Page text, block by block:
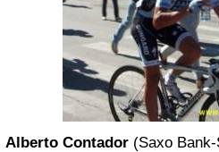
Alberto Contador (Saxo